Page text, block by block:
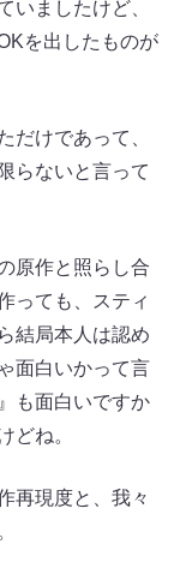
いましたけど、
を出したものが
だけであって、
らないと言って
原作と照らし合
っても、スティ
結局本人は認め
面白いかって言
も面白いですか
どね。
再現度と、我々